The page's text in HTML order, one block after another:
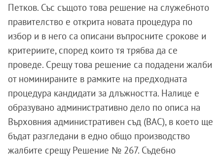
Петков. Със същото това решение на служебното
правителство е открита новата процедура по
избор и в него са описани въпросните срокове и
критериите, според които тя трябва да се
проведе. Срещу това решение са подадени жалби
от номинираните в рамките на предходната
процедура кандидати за длъжността. Налице е
образувано административно дело по описа на
Върховния административен съд (ВАС), в което ще
бъдат разгледани в едно общо производство
жалбите срещу Решение № 267. Съдебно